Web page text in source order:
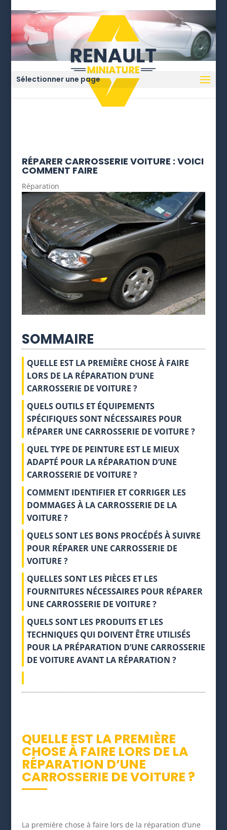
Sélectionner une page
RÉPARER CARROSSERIE VOITURE : VOICI
COMMENT FAIRE
Réparation
SOMMAIRE
QUELLE EST LA PREMIÈRE CHOSE À FAIRE
LORS DE LA RÉPARATION D’UNE
CARROSSERIE DE VOITURE ?
QUELS OUTILS ET ÉQUIPEMENTS
SPÉCIFIQUES SONT NÉCESSAIRES POUR
RÉPARER UNE CARROSSERIE DE VOITURE ?
QUEL TYPE DE PEINTURE EST LE MIEUX
ADAPTÉ POUR LA RÉPARATION D’UNE
CARROSSERIE DE VOITURE ?
COMMENT IDENTIFIER ET CORRIGER LES
DOMMAGES À LA CARROSSERIE DE LA
VOITURE ?
QUELS SONT LES BONS PROCÉDÉS À SUIVRE
POUR RÉPARER UNE CARROSSERIE DE
VOITURE ?
QUELLES SONT LES PIÈCES ET LES
FOURNITURES NÉCESSAIRES POUR RÉPARER
UNE CARROSSERIE DE VOITURE ?
QUELS SONT LES PRODUITS ET LES
TECHNIQUES QUI DOIVENT ÊTRE UTILISÉS
POUR LA PRÉPARATION D’UNE CARROSSERIE
DE VOITURE AVANT LA RÉPARATION ?
QUELLE EST LA PREMIÈRE
CHOSE À FAIRE LORS DE LA
RÉPARATION D’UNE
CARROSSERIE DE VOITURE ?
La première chose à faire lors de la réparation d’une